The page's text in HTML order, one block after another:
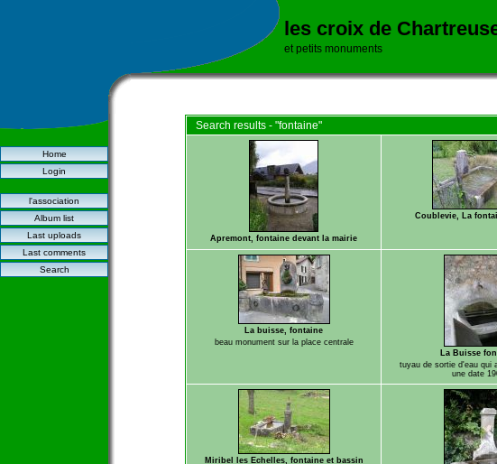
les croix de
et petits monuments
Home
Login
l'association
Album list
Last uploads
Last comments
Search
Search results - "fontaine"
Apremont, fontaine devant la mairie
Coublevie, La
La buisse, fontaine
beau monument sur la place centrale
La Buisse
tuyau de sortie d'eau qui
une date
Miribel les Echelles, fontaine et bassin